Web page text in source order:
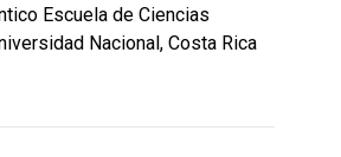
Escuela de Ciencias
Nacional, Costa Rica